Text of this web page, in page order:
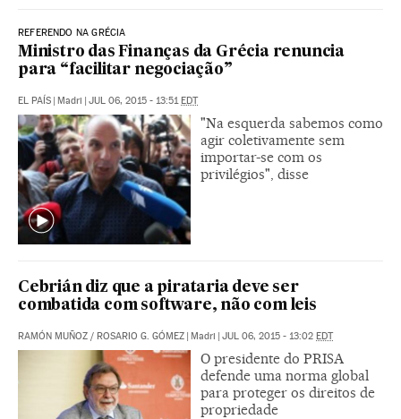
REFERENDO NA GRÉCIA
Ministro das Finanças da Grécia renuncia
para “facilitar negociação”
EL PAÍS | Madri | JUL 06, 2015 - 13:51EDT
"Na esquerda sabemos como
agir coletivamente sem
importar-se com os
privilégios", disse
Cebrián diz que a pirataria deve ser
combatida com software, não com leis
RAMÓN MUÑOZ / ROSARIO G. GÓMEZ | Madri | JUL 06, 2015 - 13:02 EDT
O presidente do PRISA
defende uma norma global
para proteger os direitos de
propriedade